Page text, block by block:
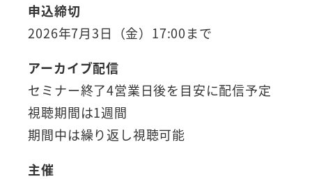
申込締切
2026年7月3日（金）17:00まで
アーカイブ配信
セミナー終了4営業日後を目安に配信予定
視聴期間は1週間
期間中は繰り返し視聴可能
主催